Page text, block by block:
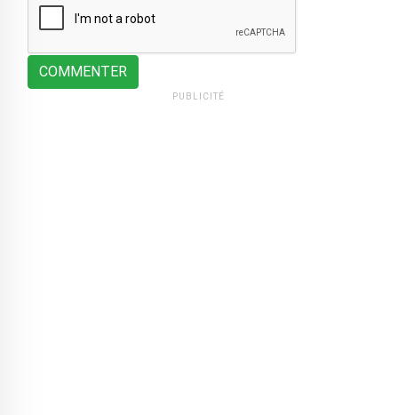
COMMENTER
PUBLICITÉ